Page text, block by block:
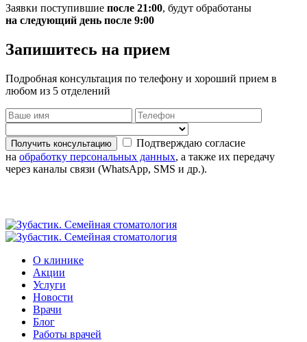
Заявки поступившие после 21:00, будут обработаны
на следующий день после 9:00
Запишитесь на прием
Подробная консультация по телефону и хороший прием в
любом из 5 отделений
Подтверждаю согласие
на обработку персональных данных, а также их передачу
через каналы связи (WhatsApp, SMS и др.).
О клинике
Акции
Услуги
Новости
Врачи
Блог
Работы врачей